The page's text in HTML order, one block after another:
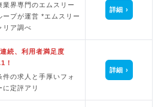
業界専門のエムスリー
ープが運営 *エムスリー
リア調べ
詳細
続、利用者満足度
！
件の求人と手厚いフォ
に定評アリ
詳細